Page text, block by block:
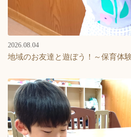
2026.08.04
地域のお友達と遊ぼう！～保育体